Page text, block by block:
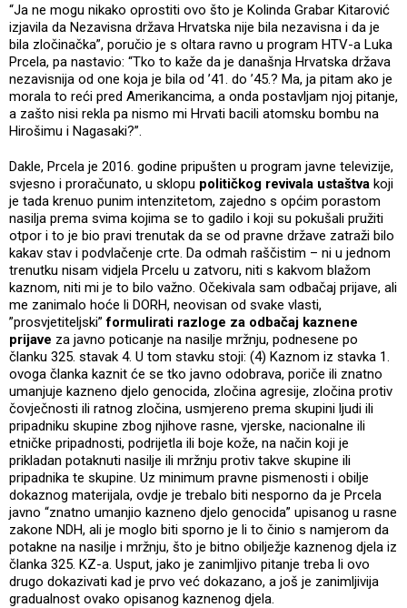
“Ja ne mogu nikako oprostiti ovo što je Kolinda Grabar Kitarović
izjavila da Nezavisna država Hrvatska nije bila nezavisna i da je
bila zločinačka”, poručio je s oltara ravno u program HTV-a Luka
Prcela, pa nastavio: “Tko to kaže da je današnja Hrvatska država
nezavisnija od one koja je bila od ’41. do ’45.? Ma, ja pitam ako je
morala to reći pred Amerikancima, a onda postavljam njoj pitanje,
a zašto nisi rekla pa nismo mi Hrvati bacili atomsku bombu na
Hirošimu i Nagasaki?”.
Dakle, Prcela je 2016. godine pripušten u program javne televizije,
svjesno i proračunato, u sklopu političkog revivala ustaštva koji
je tada krenuo punim intenzitetom, zajedno s općim porastom
nasilja prema svima kojima se to gadilo i koji su pokušali pružiti
otpor i to je bio pravi trenutak da se od pravne države zatraži bilo
kakav stav i podvlačenje crte. Da odmah raščistim – ni u jednom
trenutku nisam vidjela Prcelu u zatvoru, niti s kakvom blažom
kaznom, niti mi je to bilo važno. Očekivala sam odbačaj prijave, ali
me zanimalo hoće li DORH, neovisan od svake vlasti,
”prosvjetiteljski”formulirati razloge za odbačaj kaznene
prijave za javno poticanje na nasilje mržnju, podnesene po
članku 325. stavak 4. U tom stavku stoji: (4) Kaznom iz stavka 1.
ovoga članka kaznit će se tko javno odobrava, poriče ili znatno
umanjuje kazneno djelo genocida, zločina agresije, zločina protiv
čovječnosti ili ratnog zločina, usmjereno prema skupini ljudi ili
pripadniku skupine zbog njihove rasne, vjerske, nacionalne ili
etničke pripadnosti, podrijetla ili boje kože, na način koji je
prikladan potaknuti nasilje ili mržnju protiv takve skupine ili
pripadnika te skupine. Uz minimum pravne pismenosti i obilje
dokaznog materijala, ovdje je trebalo biti nesporno da je Prcela
javno “znatno umanjio kazneno djelo genocida” upisanog u rasne
zakone NDH, ali je moglo biti sporno je li to činio s namjerom da
potakne na nasilje i mržnju, što je bitno obilježje kaznenog djela iz
članka 325. KZ-a. Usput, jako je zanimljivo pitanje treba li ovo
drugo dokazivati kad je prvo već dokazano, a još je zanimljivija
gradualnost ovako opisanog kaznenog djela.